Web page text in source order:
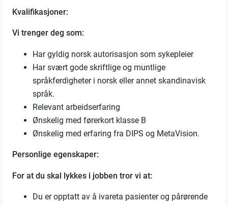
Kvalifikasjoner:
Vi trenger deg som:
Har gyldig norsk autorisasjon som sykepleier
Har svært gode skriftlige og muntlige
språkferdigheter i norsk eller annet skandinavisk
språk.
Relevant arbeidserfaring
Ønskelig med førerkort klasse B
Ønskelig med erfaring fra DIPS og MetaVision.
Personlige egenskaper:
For at du skal lykkes i jobben tror vi at:
Du er opptatt av å ivareta pasienter og pårørende